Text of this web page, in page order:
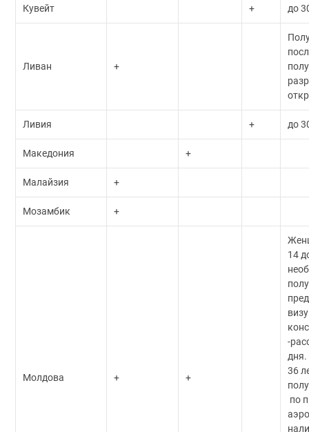
Кувейт + до
Ливан +
Ливия + до
Македония +
Малайзия +
Мозамбик +
Молдова + +
14
-
36
по